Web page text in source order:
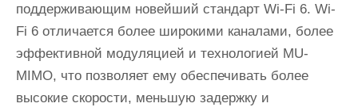
поддерживающим новейший стандарт Wi-Fi 6. Wi-
Fi 6 отличается более широкими каналами, более
эффективной модуляцией и технологией MU-
MIMO, что позволяет ему обеспечивать более
высокие скорости, меньшую задержку и